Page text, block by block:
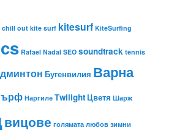
chill out kite surf kitesurf KiteSurfing
Rafael Nadal SEO soundtrack tennis
Бугенвилия Варна
Наргиле ТwilightЦветя Шарж
вицове голямата любов зимни